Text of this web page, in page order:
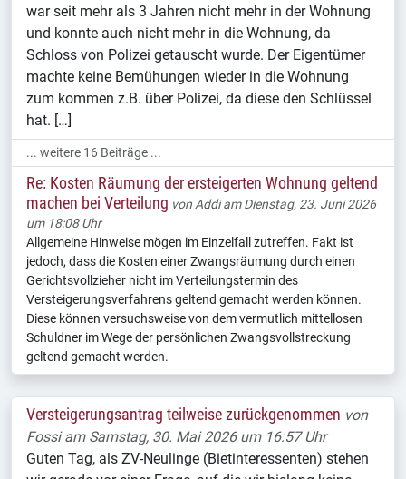
war seit mehr als 3 Jahren nicht mehr in der Wohnung
und konnte auch nicht mehr in die Wohnung, da
Schloss von Polizei getauscht wurde. Der Eigentümer
machte keine Bemühungen wieder in die Wohnung
zum kommen z.B. über Polizei, da diese den Schlüssel
hat. […]
... weitere 16 Beiträge ...
Re: Kosten Räumung der ersteigerten Wohnung geltend
machen bei Verteilung vonAddiam Dienstag, 23. Juni 2026
um 18:08 Uhr
Allgemeine Hinweise mögen im Einzelfall zutreffen. Fakt ist
jedoch, dass die Kosten einer Zwangsräumung durch einen
Gerichtsvollzieher nicht im Verteilungstermin des
Versteigerungsverfahrens geltend gemacht werden können.
Diese können versuchsweise von dem vermutlich mittellosen
Schuldner im Wege der persönlichen Zwangsvollstreckung
geltend gemacht werden.
Versteigerungsantrag teilweise zurückgenommen von
Fossiam Samstag, 30. Mai 2026 um 16:57 Uhr
Guten Tag, als ZV-Neulinge (Bietinteressenten) stehen